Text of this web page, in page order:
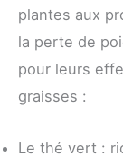
plantes aux
la perte de
pour leurs
graisses :
Le thé vert :